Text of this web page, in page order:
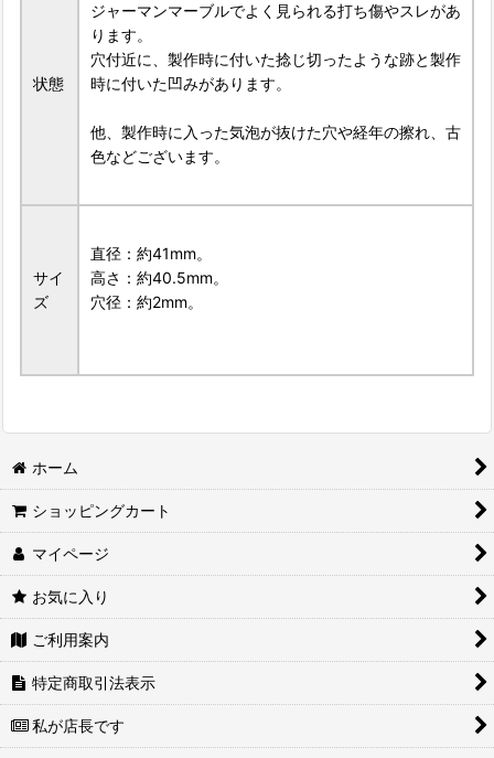
状態
ジャーマンマーブルでよく見られる打ち傷やスレがあ
ります。
穴付近に、製作時に付いた捻じ切ったような跡と製作
時に付いた凹みがあります。
他、製作時に入った気泡が抜けた穴や経年の擦れ、古
色などございます。
サイ
ズ
直径：約41mm。
高さ：約40.5mm。
穴径：約2mm。
ホーム
ショッピングカート
マイページ
お気に入り
ご利用案内
特定商取引法表示
私が店長です